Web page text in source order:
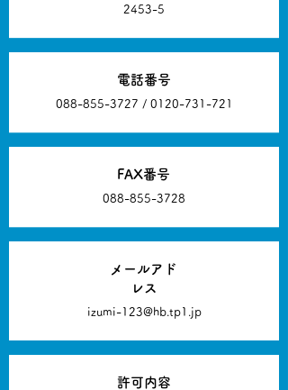
2453-5
電話番号
088-855-3727 / 0120-731-721
FAX番号
088-855-3728
メールアド
レス
izumi-123@hb.tp1.jp
許可内容